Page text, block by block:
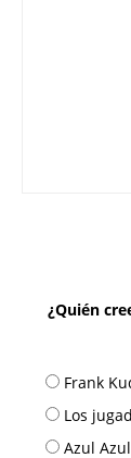
¿Quién
Frank
Los
Azul Azul